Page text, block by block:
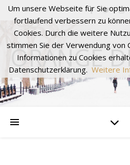
ORANGE
Um unsere Webseite für Sie
fortlaufend verbessern zu
Cookies. Durch die weitere
stimmen Sie der Verwendung von
Informationen zu Cookies
Datenschutzerklärung. Weitere